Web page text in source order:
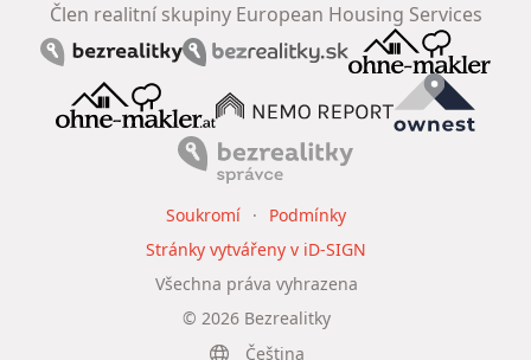
Člen realitní skupiny European Housing Services
© 2026Bezrealitky
Všechna práva vyhrazena
Soukromí
Podmínky
Stránky vytvářeny v iD-SIGN
Čeština